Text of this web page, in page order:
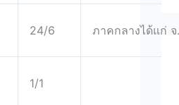
24/6 ภาคกลางได้แก่
1/1